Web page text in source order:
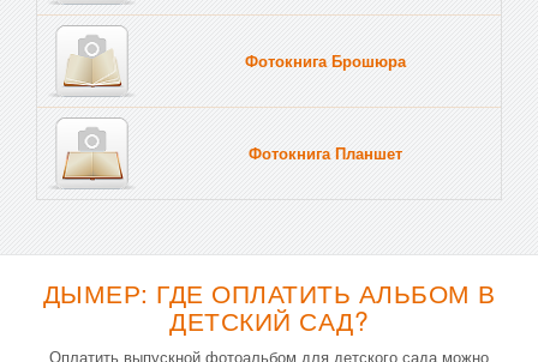
Фотокнига Брошюра
Фотокнига Планшет
ДЫМЕР: ГДЕ ОПЛАТИТЬ АЛЬБОМ В
ДЕТСКИЙ САД?
Оплатить выпускной фотоальбом для детского сада можно